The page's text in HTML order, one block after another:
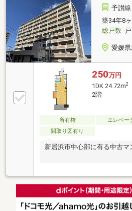
予讃
築34年8
総戸数-戸
愛媛
250万円
1DK 24.72m2
2階
所有権 エレベー
間取り図有り
新居浜市中心部に有る中古マ